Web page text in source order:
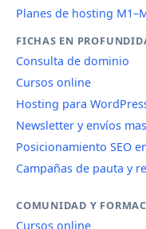
Planes de hosting
FICHAS EN
Consulta de dominio
Cursos online
Hosting para
Newsletter y envíos
Posicionamiento SEO
Campañas de pauta y
COMUNIDAD Y
Cursos online